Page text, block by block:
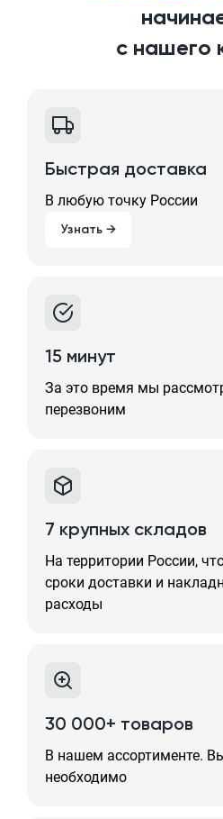
с нашего
Быстрая доставка
В любую точку России
Узнать →
15 минут
За это время мы
перезвоним
7 крупных складов
На территории России,
сроки доставки и
расходы
30 000+ товаров
В нашем ассортименте.
необходимо